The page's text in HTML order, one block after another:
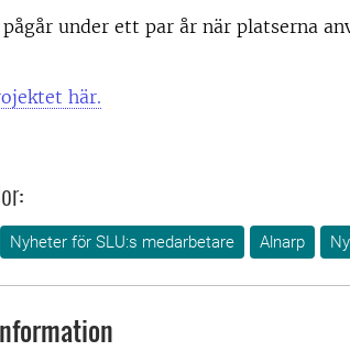
under ett par år när platserna
här.
Nyheter för SLU:s medarbetare Alnarp